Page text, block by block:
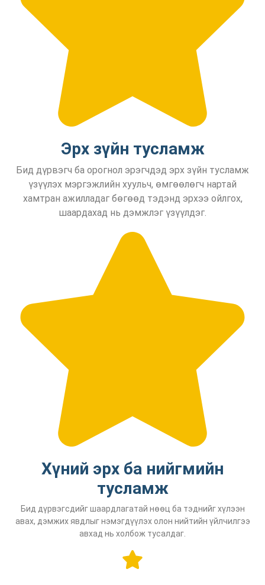
Эрх зүйн тусламж
Бид дүрвэгч ба орогнол эрэгчдэд эрх зүйн тусламж
үзүүлэх мэргэжлийн хуульч, өмгөөлөгч нартай
хамтран ажилладаг бөгөөд тэдэнд эрхээ ойлгох,
шаардахад нь дэмжлэг үзүүлдэг.
Хүний эрх ба нийгмийн
тусламж
Бид дүрвэгсдийг шаардлагатай нөөц ба тэднийг хүлээн
авах, дэмжих явдлыг нэмэгдүүлэх олон нийтийн үйлчилгээ
авхад нь холбож тусалдаг.